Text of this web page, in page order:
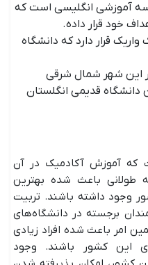
آموزشی انگلیسی است که
خود قرار داده.
قرار دارد که دانشگاه
این شهر شمال شرقی
قدیمی انگلستان
که آموزش آکادمیک در آن
طولانی باعث شده بهترین
وجود داشته باشند. تربیت
برجسته در دانشگاه‌های
امر باعث شده افراد زیادی
این کشور باشند. وجود